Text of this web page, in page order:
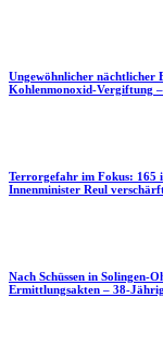
Ungewöhnlicher nächtlicher
Kohlenmonoxid-Vergiftung –
Terrorgefahr im Fokus: 165
Innenminister Reul
Nach Schüssen in Solingen-
Ermittlungsakten – 38-